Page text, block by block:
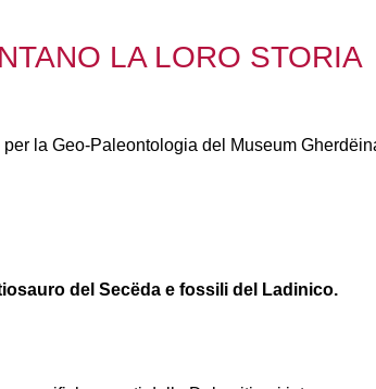
LA LORO STORIA
la Geo-Paleontologia del Museum
del Secëda e fossili del Ladinico.